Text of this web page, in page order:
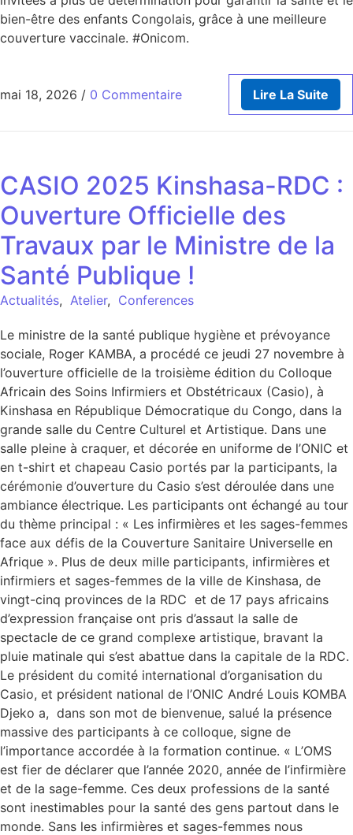
bien-être des enfants Congolais, grâce à une meilleure
couverture vaccinale. #Onicom.
mai 18, 2026 / 0 Commentaire Lire La Suite
CASIO 2025 Kinshasa-RDC :
Ouverture Officielle des
Travaux par le Ministre de la
Santé Publique !
Actualités, Atelier, Conferences
Le ministre de la santé publique hygiène et prévoyance
sociale, Roger KAMBA, a procédé ce jeudi 27 novembre à
l’ouverture officielle de la troisième édition du Colloque
Africain des Soins Infirmiers et Obstétricaux (Casio), à
Kinshasa en République Démocratique du Congo, dans la
grande salle du Centre Culturel et Artistique. Dans une
salle pleine à craquer, et décorée en uniforme de l’ONIC et
en t-shirt et chapeau Casio portés par la participants, la
cérémonie d’ouverture du Casio s’est déroulée dans une
ambiance électrique. Les participants ont échangé au tour
du thème principal : « Les infirmières et les sages-femmes
face aux défis de la Couverture Sanitaire Universelle en
Afrique ». Plus de deux mille participants, infirmières et
infirmiers et sages-femmes de la ville de Kinshasa, de
vingt-cinq provinces de la RDC et de 17 pays africains
d’expression française ont pris d’assaut la salle de
spectacle de ce grand complexe artistique, bravant la
pluie matinale qui s’est abattue dans la capitale de la RDC.
Le président du comité international d’organisation du
Casio, et président national de l’ONIC André Louis KOMBA
Djeko a, dans son mot de bienvenue, salué la présence
massive des participants à ce colloque, signe de
l’importance accordée à la formation continue. « L’OMS
est fier de déclarer que l’année 2020, année de l’infirmière
et de la sage-femme. Ces deux professions de la santé
sont inestimables pour la santé des gens partout dans le
monde. Sans les infirmières et sages-femmes nous